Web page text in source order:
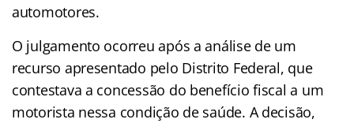
automotores.
O julgamento ocorreu após a análise de um
recurso apresentado pelo Distrito Federal, que
contestava a concessão do benefício fiscal a um
motorista nessa condição de saúde. A decisão,